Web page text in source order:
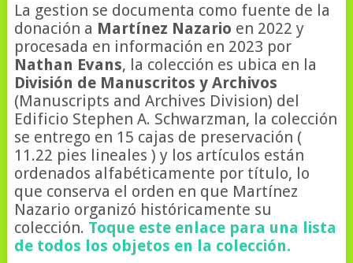
La gestion se documenta como fuente de la
donación a Martínez Nazario en 2022 y
procesada en información en 2023 por
Nathan Evans, la colección es ubica en la
División de Manuscritos y Archivos
(Manuscripts and Archives Division) del
Edificio Stephen A. Schwarzman, la colección
se entrego en 15 cajas de preservación (
11.22 pies lineales ) y los artículos están
ordenados alfabéticamente por título, lo
que conserva el orden en que Martínez
Nazario organizó históricamente su
colección. Toque este enlace para una lista
de todos los objetos en la colección.